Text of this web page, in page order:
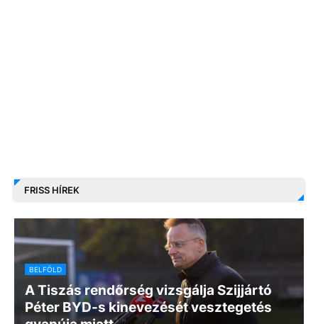
FRISS HÍREK
BELFÖLD
A Tiszás rendőrség vizsgálja Szijjártó
Péter BYD-s kinevezését vesztegetés